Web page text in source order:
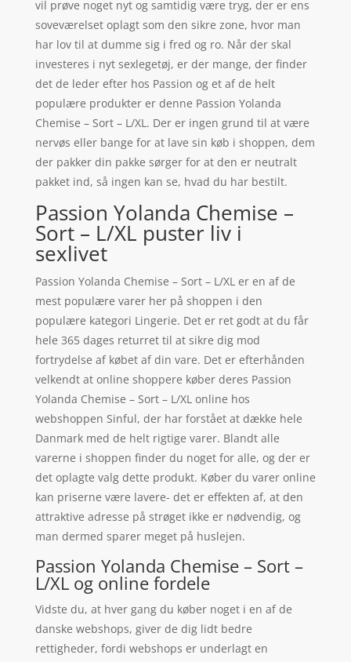
vil prøve noget nyt og samtidig være tryg, der er ens
soveværelset oplagt som den sikre zone, hvor man
har lov til at dumme sig i fred og ro. Når der skal
investeres i nyt sexlegetøj, er der mange, der finder
det de leder efter hos Passion og et af de helt
populære produkter er denne Passion Yolanda
Chemise – Sort – L/XL. Der er ingen grund til at være
nervøs eller bange for at lave sin køb i shoppen, dem
der pakker din pakke sørger for at den er neutralt
pakket ind, så ingen kan se, hvad du har bestilt.
Passion Yolanda Chemise –
Sort – L/XL puster liv i
sexlivet
Passion Yolanda Chemise – Sort – L/XL er en af de
mest populære varer her på shoppen i den
populære kategori Lingerie. Det er ret godt at du får
hele 365 dages returret til at sikre dig mod
fortrydelse af købet af din vare. Det er efterhånden
velkendt at online shoppere køber deres Passion
Yolanda Chemise – Sort – L/XL online hos
webshoppen Sinful, der har forstået at dække hele
Danmark med de helt rigtige varer. Blandt alle
varerne i shoppen finder du noget for alle, og der er
det oplagte valg dette produkt. Køber du varer online
kan priserne være lavere- det er effekten af, at den
attraktive adresse på strøget ikke er nødvendig, og
man dermed sparer meget på huslejen.
Passion Yolanda Chemise – Sort –
L/XL og online fordele
Vidste du, at hver gang du køber noget i en af de
danske webshops, giver de dig lidt bedre
rettigheder, fordi webshops er underlagt en